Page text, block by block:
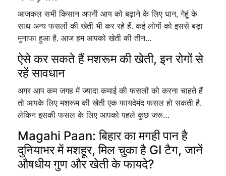
आजकल सभी किसान अपनी आय को बढ़ाने के लिए धान, गेहूं के
साथ अन्य फसलों की खेती भी कर रहे हैं. कई लोगों को इससे बड़ा
मुनाफा हुआ है. आज हम आपको खेती की तीन…
ऐसे कर सकते हैं मशरूम की खेती, इन रोगों से
रहें सावधान
अगर आप कम जगह में ज्यादा कमाई की फसलों को करना चाहते हैं
तो आपके लिए मशरूम की खेती एक फायदेमंद फसल हो सकती है.
लेकिन इसकी फसल के लिए आपको पहले कुछ जरू…
Magahi Paan: बिहार का मगही पान है
दुनियाभर में मशहूर, मिल चुका है GI टैग, जानें
औषधीय गुण और खेती के फायदे?